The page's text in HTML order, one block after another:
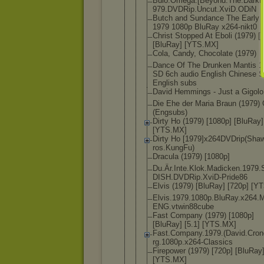
979.DVDRip.Uncut.XviD.ODiN
Butch and Sundance The Early
1979 1080p BluRay x264-nikt0
Christ Stopped At Eboli (1979)
[BluRay] [YTS.MX]
Cola, Candy, Chocolate (1979)
Dance Of The Drunken Mantis
SD 6ch audio English Chinese
English subs
David Hemmings - Just a Gigolo
Die Ehe der Maria Braun (1979)
(Engsubs)
Dirty Ho (1979) [1080p] [BluRay]
[YTS.MX]
Dirty Ho [1979]x264D
ros.KungFu)
Dracula (1979) [1080p]
Du.Är.Inte. Klok.Madick
DISH.DVDRip.XviD-Pride86
Elvis (1979) [BluRay] [720p]
Elvis.1979.1080p.BluRa
ENG.vtwin88cube
Fast Company (1979) [1080p]
[BluRay] [5.1] [YTS.MX]
Fast.Company.1979.(Dav
rg.1080p.x264-Classics
Firepower (1979) [720p] [BluRay]
[YTS.MX]